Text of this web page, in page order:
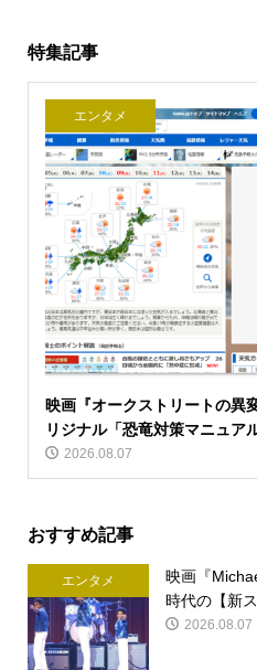
特集記事
エンタメ
映画『オークストリートの
リジナル「恐竜対策マニュア
2026.08.07
おすすめ記事
エンタメ
映画『
時代の【新
2026.08.07